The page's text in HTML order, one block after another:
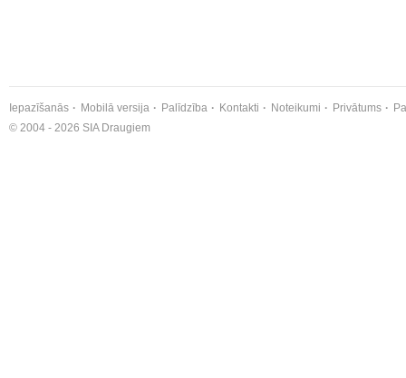
Iepazīšanās Mobilā versija Palīdzība Kontakti Noteikumi Privātums
© 2004 - 2026 SIA Draugiem